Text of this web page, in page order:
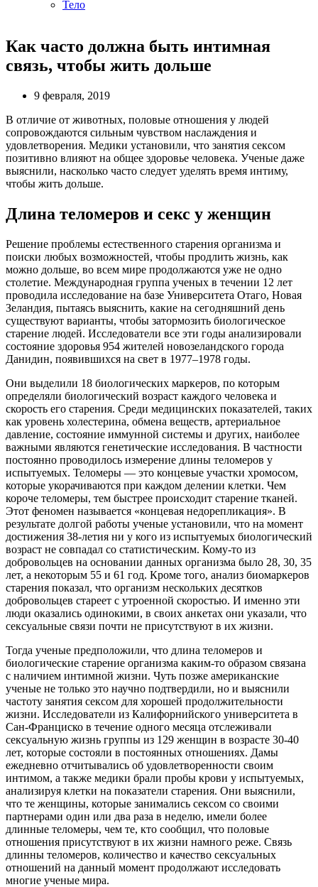
Тело
Как часто должна быть интимная
связь, чтобы жить дольше
9 февраля, 2019
В отличие от животных, половые отношения у людей
сопровождаются сильным чувством наслаждения и
удовлетворения. Медики установили, что занятия сексом
позитивно влияют на общее здоровье человека. Ученые даже
выяснили, насколько часто следует уделять время интиму,
чтобы жить дольше.
Длина теломеров и секс у женщин
Решение проблемы естественного старения организма и
поиски любых возможностей, чтобы продлить жизнь, как
можно дольше, во всем мире продолжаются уже не одно
столетие. Международная группа ученых в течении 12 лет
проводила исследование на базе Университета Отаго, Новая
Зеландия, пытаясь выяснить, какие на сегодняшний день
существуют варианты, чтобы затормозить биологическое
старение людей. Исследователи все эти годы анализировали
состояние здоровья 954 жителей новозеландского города
Данидин, появившихся на свет в 1977–1978 годы.
Они выделили 18 биологических маркеров, по которым
определяли биологический возраст каждого человека и
скорость его старения. Среди медицинских показателей, таких
как уровень холестерина, обмена веществ, артериальное
давление, состояние иммунной системы и других, наиболее
важными являются генетические исследования. В частности
постоянно проводилось измерение длины теломеров у
испытуемых. Теломеры — это концевые участки хромосом,
которые укорачиваются при каждом делении клетки. Чем
короче теломеры, тем быстрее происходит старение тканей.
Этот феномен называется «концевая недорепликация». В
результате долгой работы ученые установили, что на момент
достижения 38-летия ни у кого из испытуемых биологический
возраст не совпадал со статистическим. Кому-то из
добровольцев на основании данных организма было 28, 30, 35
лет, а некоторым 55 и 61 год. Кроме того, анализ биомаркеров
старения показал, что организм нескольких десятков
добровольцев стареет с утроенной скоростью. И именно эти
люди оказались одинокими, в своих анкетах они указали, что
сексуальные связи почти не присутствуют в их жизни.
Тогда ученые предположили, что длина теломеров и
биологические старение организма каким-то образом связана
с наличием интимной жизни. Чуть позже американские
ученые не только это научно подтвердили, но и выяснили
частоту занятия сексом для хорошей продолжительности
жизни. Исследователи из Калифорнийского университета в
Сан-Франциско в течение одного месяца отслеживали
сексуальную жизнь группы из 129 женщин в возрасте 30-40
лет, которые состояли в постоянных отношениях. Дамы
ежедневно отчитывались об удовлетворенности своим
интимом, а также медики брали пробы крови у испытуемых,
анализируя клетки на показатели старения. Они выяснили,
что те женщины, которые занимались сексом со своими
партнерами один или два раза в неделю, имели более
длинные теломеры, чем те, кто сообщил, что половые
отношения присутствуют в их жизни намного реже. Связь
длинны теломеров, количество и качество сексуальных
отношений на данный момент продолжают исследовать
многие ученые мира.